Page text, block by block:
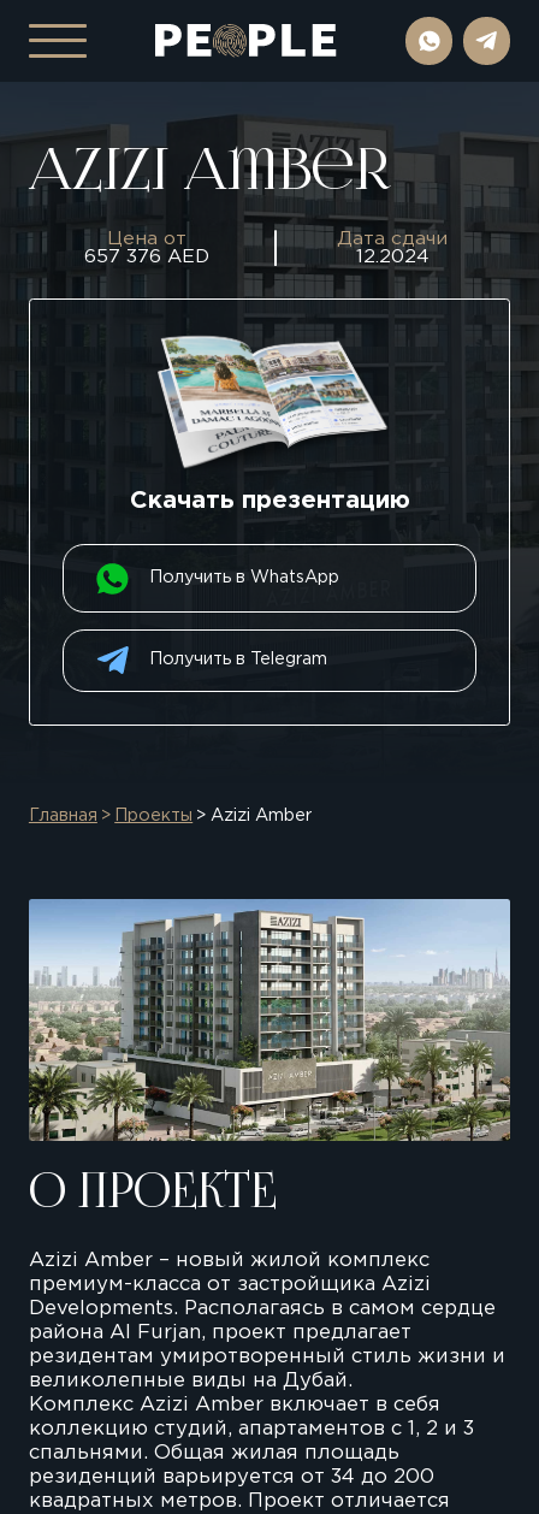
Azizi Amber
Цена от
657 376 AED
Дата сдачи
12.2024
Скачать презентацию
Получить в WhatsApp
Получить в Telegram
Главная Проекты Azizi Amber
О ПРОЕКТЕ
Azizi Amber – новый жилой комплекс
премиум-класса от застройщика Azizi
Developments. Располагаясь в самом сердце
района Al Furjan, проект предлагает
резидентам умиротворенный стиль жизни и
великолепные виды на Дубай.
Комплекс Azizi Amber включает в себя
коллекцию студий, апартаментов с 1, 2 и 3
спальнями. Общая жилая площадь
резиденций варьируется от 34 до 200
квадратных метров. Проект отличается